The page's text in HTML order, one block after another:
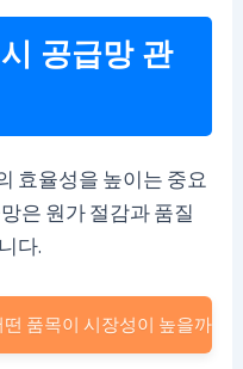
공급망 관
효율성을 높이는 중요
은 원가 절감과 품질
다.
품목이 시장성이 높을까